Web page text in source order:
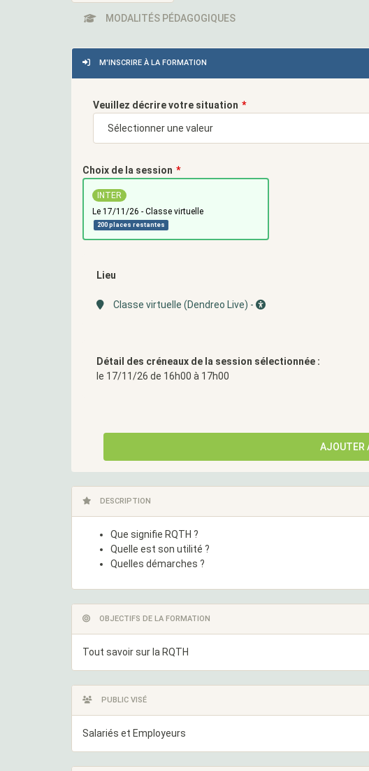
MODALITÉS PÉDAGOGIQUES
M'INSCRIRE À LA FORMATION
Veuillez décrire votre situation
Choix de la session
INTER
le 17/11/26 - Classe virtuelle
200 places restantes
Lieu
Classe virtuelle (Dendreo Live) -
Détail des créneaux de la session sélectionnée :
le 17/11/26 de 16h00 à 17h00
AJOUTER
DESCRIPTION
Que signifie RQTH ?
Quelle est son utilité ?
Quelles démarches ?
OBJECTIFS DE LA FORMATION
Tout savoir sur la RQTH
PUBLIC VISÉ
Salariés et Employeurs